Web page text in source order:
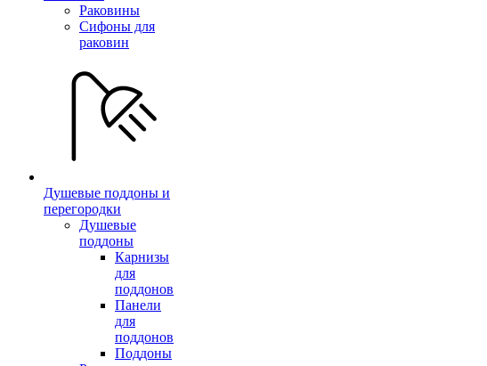
Раковины
Сифоны для
раковин
Душевые поддоны и
перегородки
Душевые
поддоны
Карнизы
для
поддонов
Панели
для
поддонов
Поддоны